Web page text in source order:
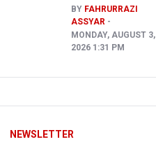
BY FAHRURRAZI
ASSYAR
MONDAY, AUGUST 3,
2026 1:31 PM
NEWSLETTER